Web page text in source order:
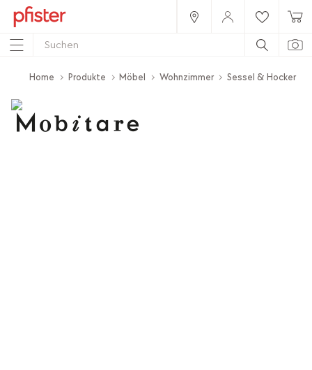
Home Produkte Möbel Wohnzimmer Sessel & Hocker